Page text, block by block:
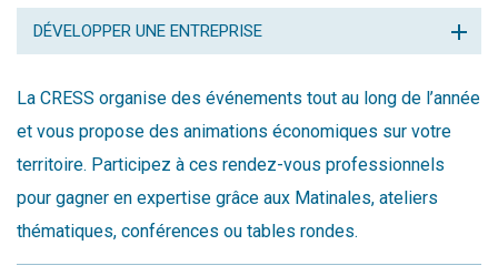
DÉVELOPPER UNE ENTREPRISE
La CRESS organise des événements tout au long de l’année
et vous propose des animations économiques sur votre
territoire. Participez à ces rendez-vous professionnels
pour gagner en expertise grâce aux Matinales, ateliers
thématiques, conférences ou tables rondes.